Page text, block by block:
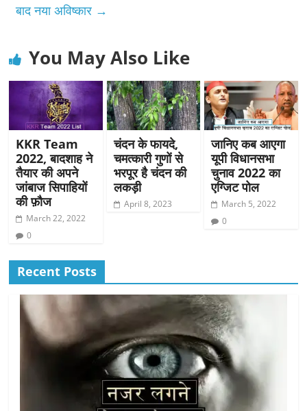
बाद नया अविष्कार →
You May Also Like
KKR Team
2022, बादशाह ने
तैयार की अपने
जांबाज सिपाहियों
की फ़ौज
March 22, 2022
0
चंदन के फायदे,
चमत्कारी गुणों से
भरपूर है चंदन की
लकड़ी
April 8, 2023
जानिए कब आएगा
यूपी विधानसभा
चुनाव 2022 का
एग्जिट पोल
March 5, 2022
0
Recent Posts